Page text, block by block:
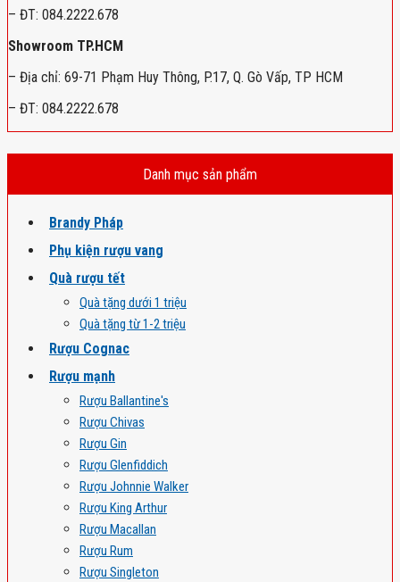
– ĐT: 084.2222.678
Showroom TP.HCM
– Địa chỉ: 69-71 Phạm Huy Thông, P.17, Q. Gò Vấp, TP HCM
– ĐT: 084.2222.678
Danh mục sản phẩm
Brandy Pháp
Phụ kiện rượu vang
Quà rượu tết
Quà tặng dưới 1 triệu
Quà tặng từ 1-2 triệu
Rượu Cognac
Rượu mạnh
Rượu Ballantine's
Rượu Chivas
Rượu Gin
Rượu Glenfiddich
Rượu Johnnie Walker
Rượu King Arthur
Rượu Macallan
Rượu Rum
Rượu Singleton